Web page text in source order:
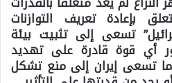
بإعادة تعريف التوازنات
تسعى إلى تثبيت بيئة
أي قوة قادرة على تهديد
تسعى إيران إلى منع تشكل